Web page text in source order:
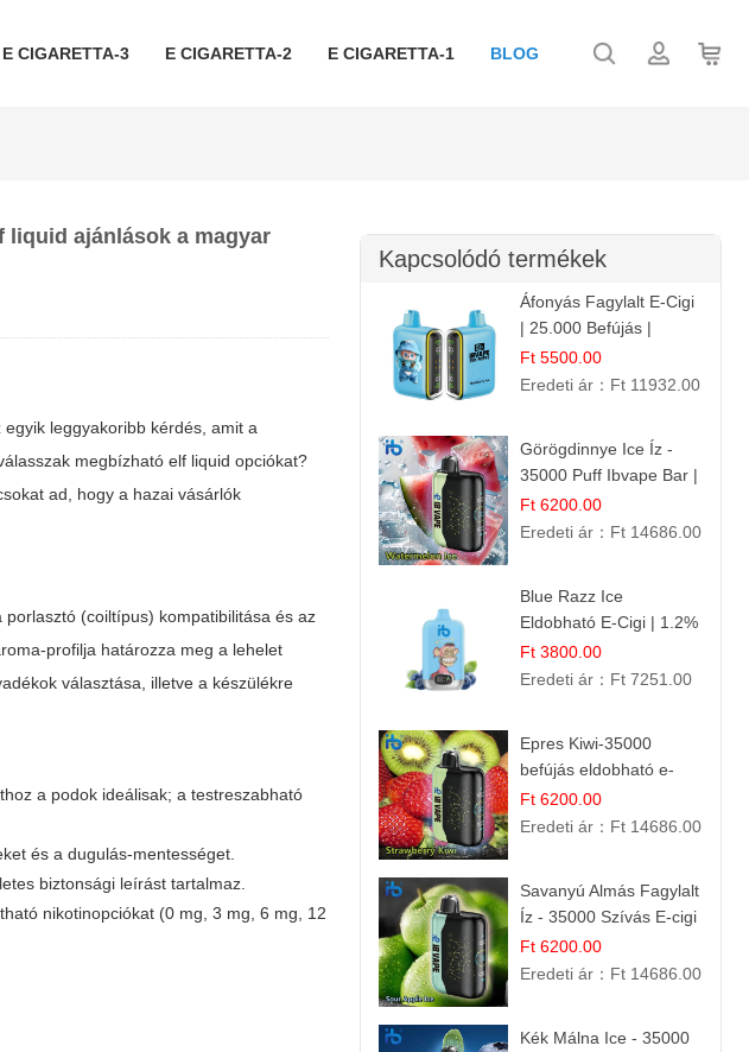
E CIGARETTA-3 E CIGARETTA-2 E CIGARETTA-1 BLOG
ajánlások a magyar
leggyakoribb kérdés, amit a
megbízhatóelf liquid opciókat?
ad, hogy a hazai vásárlók
(coiltípus) kompatibilitása és az
profilja határozza meg a lehelet
választása, illetve a készülékre
a podok ideálisak; a testreszabható
és a dugulás-mentességet.
biztonsági leírást tartalmaz.
nikotinopciókat (0 mg, 3 mg, 6 mg, 12
Kapcsolódó termékek
Áfonyás Fagylalt E-Cigi
| 25.000 Befújás |
Eldobható E-Cigaretta
Ft 5500.00
Eredeti ár： Ft 11932.00
Görögdinnye Ice Íz -
35000 Puff Ibvape Bar |
Frissítő Mentolos
Élmény!
Ft 6200.00
Eredeti ár： Ft 14686.00
Blue Razz Ice
Eldobható E-Cigi | 1.2%
Nikotin | Jéghideg
Málna Íz
Ft 3800.00
Eredeti ár： Ft 7251.00
Epres Kiwi-35000
befújás eldobható e-
cigaretta
Ft 6200.00
Eredeti ár： Ft 14686.00
Savanyú Almás Fagylalt
Íz - 35000 Szívás E-cigi
Ft 6200.00
Eredeti ár： Ft 14686.00
Kék Málna Ice - 35000